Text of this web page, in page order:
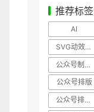
推荐标签
AI
SVG动效样式
公众号制作、微信编辑器
公众号排版
公众号排版，微信编辑器